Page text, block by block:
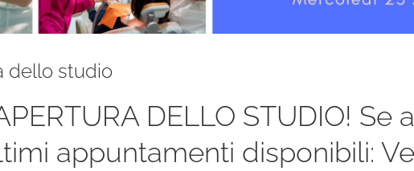
dello studio
DELLO STUDIO!
appuntamenti disponibili: